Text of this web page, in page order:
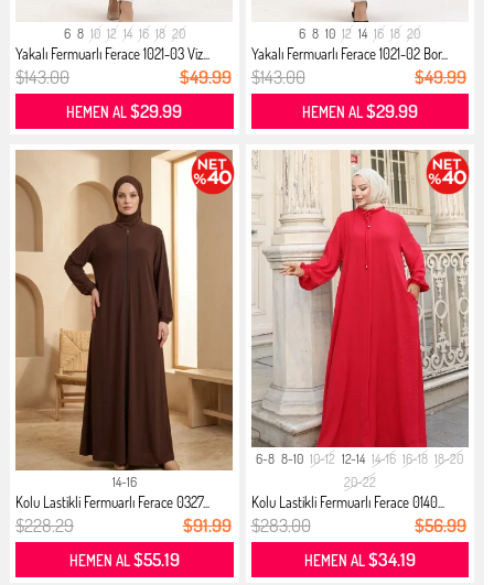
6 8 10 12 14 16 18 20
Yakalı Fermuarlı Ferace 1021-03 Viz...
$143.00 $49.99
HEMEN AL$29.99
6 8 10 12 14 16 18 20
Yakalı Fermuarlı Ferace 1021-02 Bor...
$143.00 $49.99
HEMEN AL$29.99
14-16
Kolu Lastikli Fermuarlı Ferace 0327...
$228.29 $91.99
HEMEN AL$55.19
6-8 8-10 10-12 12-14 14-16 16-18 18-20
20-22
Kolu Lastikli Fermuarlı Ferace 0140...
$283.00 $56.99
HEMEN AL$34.19